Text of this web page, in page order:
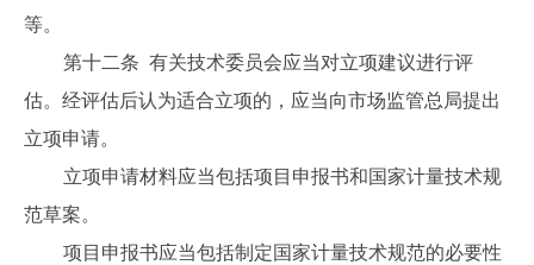
等。
第十二条 有关技术委员会应当对立项建议进行评
估。经评估后认为适合立项的，应当向市场监管总局提出
立项申请。
立项申请材料应当包括项目申报书和国家计量技术规
范草案。
项目申报书应当包括制定国家计量技术规范的必要性